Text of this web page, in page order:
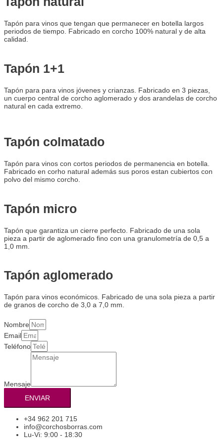
Tapón para vinos que tengan que permanecer en botella largos
periodos de tiempo. Fabricado en corcho 100% natural y de alta
calidad.
Tapón 1+1
Tapón para para vinos jóvenes y crianzas. Fabricado en 3 piezas,
un cuerpo central de corcho aglomerado y dos arandelas de corcho
natural en cada extremo.
Tapón colmatado
Tapón para vinos con cortos periodos de permanencia en botella.
Fabricado en corho natural además sus poros estan cubiertos con
polvo del mismo corcho.
Tapón micro
Tapón que garantiza un cierre perfecto. Fabricado de una sola
pieza a partir de aglomerado fino con una granulometría de 0,5 a
1,0 mm.
Tapón aglomerado
Tapón para vinos económicos. Fabricado de una sola pieza a partir
de granos de corcho de 3,0 a 7,0 mm.
Nombre
Email
Teléfono
Mensaje
ENVIAR
+34 962 201 715
info@corchosborras.com
Lu-Vi: 9:00 - 18:30